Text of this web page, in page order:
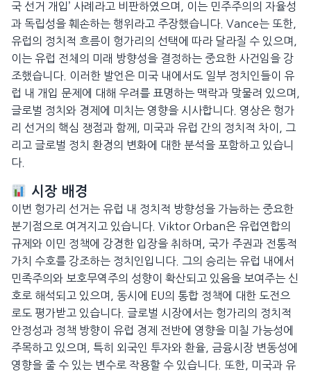
국 선거 개입’ 사례라고 비판하였으며, 이는 민주주의의 자율성
과 독립성을 훼손하는 행위라고 주장했습니다. Vance는 또한,
유럽의 정치적 흐름이 헝가리의 선택에 따라 달라질 수 있으며,
이는 유럽 전체의 미래 방향성을 결정하는 중요한 사건임을 강
조했습니다. 이러한 발언은 미국 내에서도 일부 정치인들이 유
럽 내 개입 문제에 대해 우려를 표명하는 맥락과 맞물려 있으며,
글로벌 정치와 경제에 미치는 영향을 시사합니다. 영상은 헝가
리 선거의 핵심 쟁점과 함께, 미국과 유럽 간의 정치적 차이, 그
리고 글로벌 정치 환경의 변화에 대한 분석을 포함하고 있습니
다.
시장 배경
이번 헝가리 선거는 유럽 내 정치적 방향성을 가늠하는 중요한
분기점으로 여겨지고 있습니다. Viktor Orban은 유럽연합의
규제와 이민 정책에 강경한 입장을 취하며, 국가 주권과 전통적
가치 수호를 강조하는 정치인입니다. 그의 승리는 유럽 내에서
민족주의와 보호무역주의 성향이 확산되고 있음을 보여주는 신
호로 해석되고 있으며, 동시에 EU의 통합 정책에 대한 도전으
로도 평가받고 있습니다. 글로벌 시장에서는 헝가리의 정치적
안정성과 정책 방향이 유럽 경제 전반에 영향을 미칠 가능성에
주목하고 있으며, 특히 외국인 투자와 환율, 금융시장 변동성에
영향을 줄 수 있는 변수로 작용할 수 있습니다. 또한, 미국과 유